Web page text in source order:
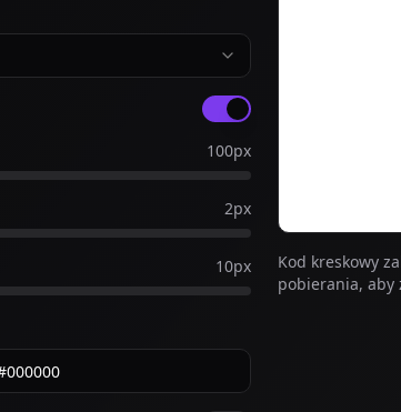
100px
2px
10px
Kod kreskowy
pobierania, aby